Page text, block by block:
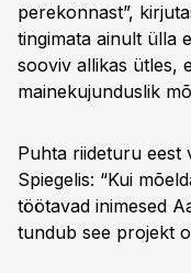
perekonnast”,
tingimata ainult ülla
sooviv allikas ütles,
mainekujunduslik
Puhta riideturu eest
Spiegelis: “Kui
töötavad inimesed
tundub see projekt